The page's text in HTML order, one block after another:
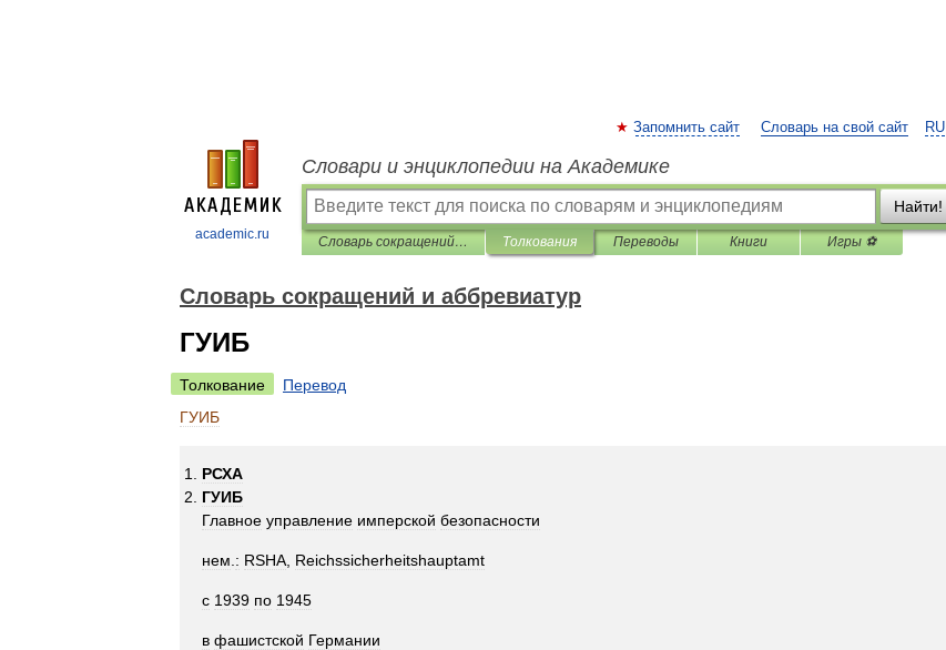
academic.ru
RU
Запомнить сайт Словарь на свой сайт
Словари и энциклопедии на Академике
Найти!
Словарь сокращений и аббревиатур Толкования Переводы Книги Игры ⚽
Словарь сокращений и аббревиатур
ГУИБ
Толкование
Перевод
ГУИБ
РСХА
ГУИБ
Главное управление имперской безопасности
нем : RSHA Reichssicherheitshauptamt
с 1939 по 1945
в фашистской Германии